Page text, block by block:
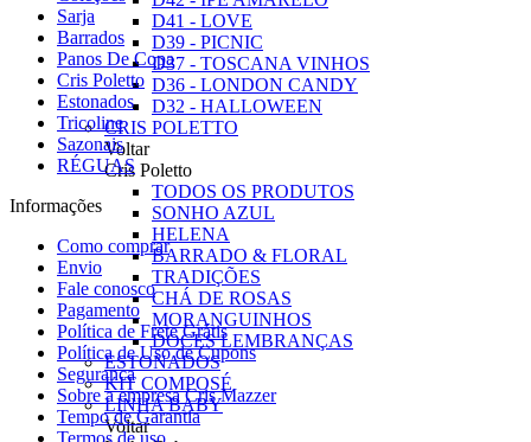
D41 - LOVE
D39 - PICNIC
D37 - TOSCANA VINHOS
D36 - LONDON CANDY
D32 - HALLOWEEN
CRIS POLETTO
Voltar
Cris Poletto
TODOS OS PRODUTOS
SONHO AZUL
HELENA
BARRADO & FLORAL
TRADIÇÕES
CHÁ DE ROSAS
MORANGUINHOS
DOCES LEMBRANÇAS
ESTONADOS
KIT COMPOSÉ
LINHA BABY
Voltar
Sarja
Barrados
Panos De Copa
Cris Poletto
Estonados
Tricoline
Sazonais
RÉGUAS
Informações
Como comprar
Envio
Fale conosco
Pagamento
Política de Frete Grátis
Política de Uso de Cupons
Seguranca
Sobre a empresa Cris Mazzer
Tempo de Garantia
Termos de uso